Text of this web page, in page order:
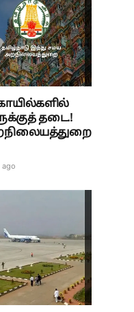
தடை.!
ago